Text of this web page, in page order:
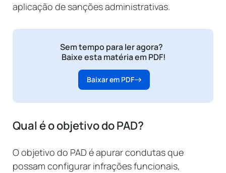
aplicação de sanções administrativas.
Sem tempo para ler agora?
Baixe esta matéria em PDF!
Baixar em PDF
Qual é o objetivo do PAD?
O objetivo do PAD é apurar condutas que
possam configurar infrações funcionais,